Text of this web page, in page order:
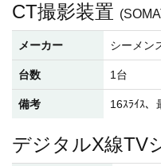
CT撮影装置
メーカー シーメン
台数 1台
備考 16ｽﾗｲｽ、
デジタルX線TV